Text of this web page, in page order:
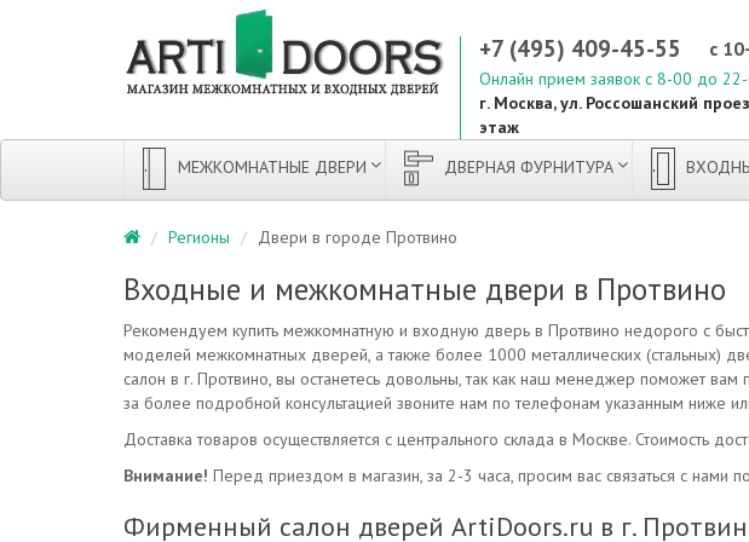
+7 (495) 409-45-55 с
Онлайн прием заявок с 8-00 до
г. Москва, ул. Россошанский
этаж
МЕЖКОМНАТНЫЕ ДВЕРИ ДВЕРНАЯ ФУРНИТУРА
Регионы Двери в городе Протвино
Входные и межкомнатные двери в Протвино
Рекомендуем купить межкомнатную и входную дверь в Протвино недорого с
моделей межкомнатных дверей, а также более 1000 металлических
салон в г. Протвино, вы останетесь довольны, так как наш менеджер поможет
за более подробной консультацией звоните нам по телефонам указанным ниже
Доставка товаров осуществляется с центрального склада в Москве. Стоимость
Внимание! Перед приездом в магазин, за 2-3 часа, просим вас связаться с нами
Фирменный салон дверей ArtiDoors.ru в г.